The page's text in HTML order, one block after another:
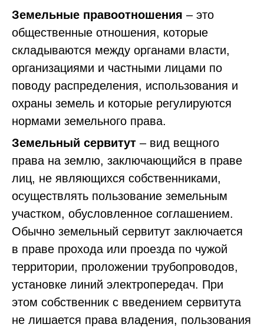
Земельные правоотношения – это
общественные отношения, которые
складываются между органами власти,
организациями и частными лицами по
поводу распределения, использования и
охраны земель и которые регулируются
нормами земельного права.
Земельный сервитут – вид вещного
права на землю, заключающийся в праве
лиц, не являющихся собственниками,
осуществлять пользование земельным
участком, обусловленное соглашением.
Обычно земельный сервитут заключается
в праве прохода или проезда по чужой
территории, проложении трубопроводов,
установке линий электропередач. При
этом собственник с введением сервитута
не лишается права владения, пользования